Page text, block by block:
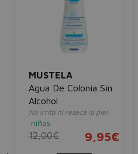
MUSTELA
Agua De Colonia Sin
Alcohol
No irrita ni reseca la piel
niños
12,00€ 9,95€